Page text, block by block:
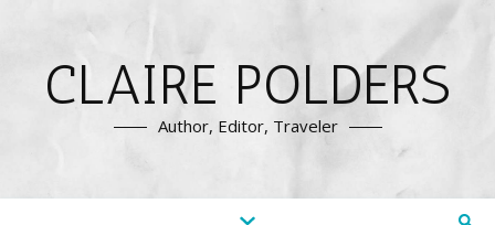
CLAIRE POLDERS
Author, Editor, Traveler